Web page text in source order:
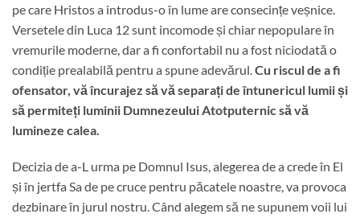
pe care Hristos a introdus-o în lume are consecințe veșnice.
Versetele din Luca 12 sunt incomode și chiar nepopulare în
vremurile moderne, dar a fi confortabil nu a fost niciodată o
condiție prealabilă pentru a spune adevărul. Cu riscul de a fi
ofensator, vă încurajez să vă separați de întunericul lumii și
să permiteți luminii Dumnezeului Atotputernic să vă
lumineze calea.
Decizia de a-L urma pe Domnul Isus, alegerea de a crede în El
și în jertfa Sa de pe cruce pentru păcatele noastre, va provoca
dezbinare în jurul nostru. Când alegem să ne supunem voii lui